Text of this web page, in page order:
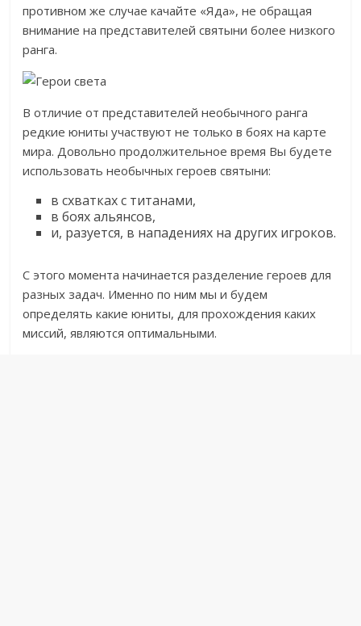
противном же случае качайте «Яда», не обращая
внимание на представителей святыни более низкого
ранга.
В отличие от представителей необычного ранга
редкие юниты участвуют не только в боях на карте
мира. Довольно продолжительное время Вы будете
использовать необычных героев святыни:
в схватках с титанами,
в боях альянсов,
и, разуется, в нападениях на других игроков.
С этого момента начинается разделение героев для
разных задач. Именно по ним мы и будем
определять какие юниты, для прохождения каких
миссий, являются оптимальными.